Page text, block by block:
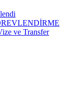
ve Transfer